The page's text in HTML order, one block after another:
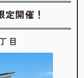
開催！
目